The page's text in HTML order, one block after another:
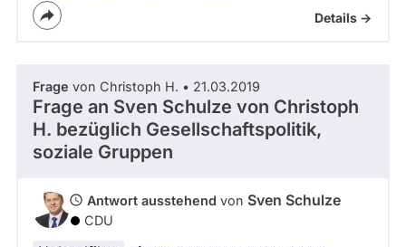
Details ->
Frage von Christoph H. • 21.03.2019
Frage an Sven Schulze von Christoph
H. bezüglich Gesellschaftspolitik,
soziale Gruppen
Antwort ausstehend von Sven Schulze
CDU